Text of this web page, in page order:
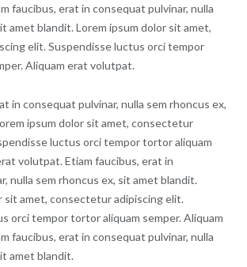
faucibus, erat in consequat pulvinar, nulla
amet blandit. Lorem ipsum dolor sit amet,
elit. Suspendisse luctus orci tempor
Aliquam erat volutpat.
in consequat pulvinar, nulla sem rhoncus ex,
ipsum dolor sit amet, consectetur
luctus orci tempor tortor aliquam
volutpat. Etiam faucibus, erat in
nulla sem rhoncus ex, sit amet blandit.
sit amet, consectetur adipiscing elit.
orci tempor tortor aliquam semper. Aliquam
faucibus, erat in consequat pulvinar, nulla
amet blandit.